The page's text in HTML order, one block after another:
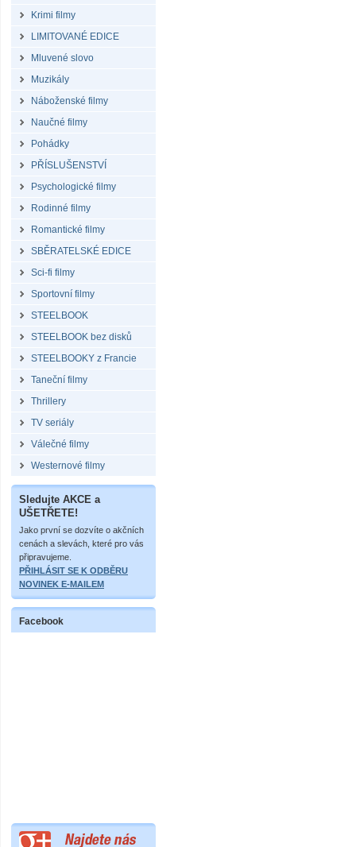
Krimi filmy
LIMITOVANÉ EDICE
Mluvené slovo
Muzikály
Náboženské filmy
Naučné filmy
Pohádky
PŘÍSLUŠENSTVÍ
Psychologické filmy
Rodinné filmy
Romantické filmy
SBĚRATELSKÉ EDICE
Sci-fi filmy
Sportovní filmy
STEELBOOK
STEELBOOK bez disků
STEELBOOKY z Francie
Taneční filmy
Thrillery
TV seriály
Válečné filmy
Westernové filmy
Sledujte AKCE a
UŠETŘETE!
Jako první se dozvíte o akčních
cenách a slevách, které pro vás
připravujeme.
PŘIHLÁSIT SE K ODBĚRU
NOVINEK E-MAILEM
Facebook